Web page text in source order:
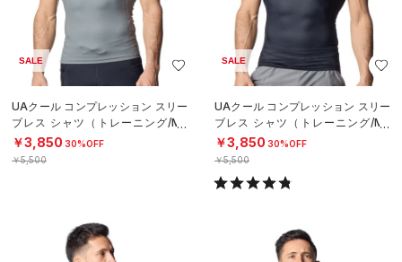
SALE
UAクール コンプレッション スリー
ブレス シャツ（トレーニング/ME
N）
￥3,850 30%OFF
￥5,500
SALE
UAクール コンプレッション スリー
ブレス シャツ（トレーニング/ME
N）
￥3,850 30%OFF
￥5,500